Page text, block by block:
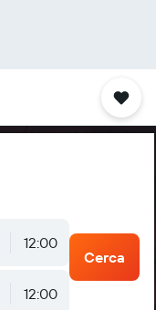
12:00
12:00
Cerca